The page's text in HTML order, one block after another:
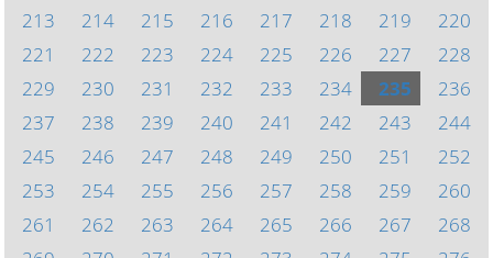
213
214 215 216 217 218 219
220
221
222 223 224 225 226 227
228
229
230 231 232 233 234 235
236
237
238 239 240 241 242 243
244
245
246 247 248 249 250 251
252
253
254 255 256 257 258 259
260
261
262 263 264 265 266 267
268